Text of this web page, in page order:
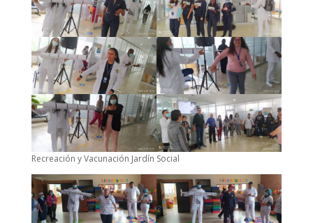
Recreación y Vacunación Jardín Social